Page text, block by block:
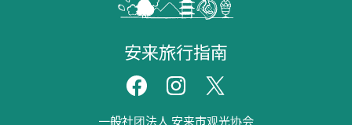
安来旅行指南
一般社团法人 安来市观光协会